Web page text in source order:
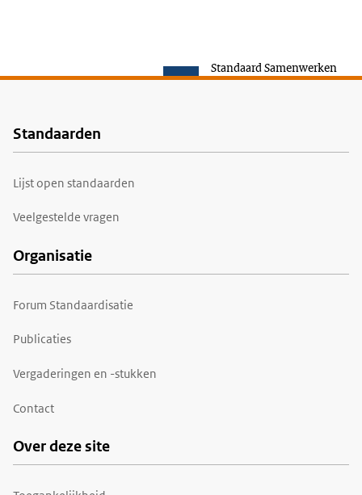
Standaard Samenwerken
Voet
Standaarden
Lijst open standaarden
Veelgestelde vragen
Organisatie
Forum Standaardisatie
Publicaties
Vergaderingen en -stukken
Contact
Over deze site